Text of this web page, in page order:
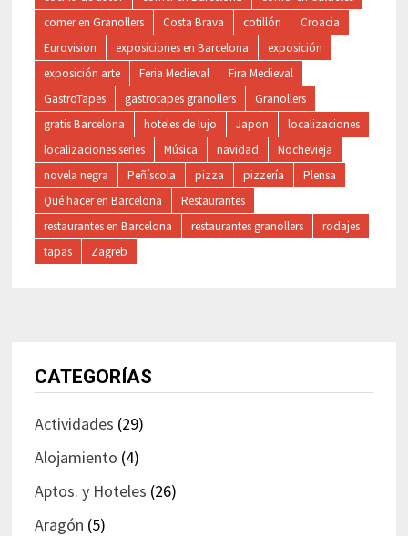
comer en Granollers
Costa Brava cotillón
Croacia
Eurovision
exposiciones en Barcelona
exposición
exposición arte
Feria Medieval
Fira Medieval
GastroTapes
gastrotapes granollers
Granollers
gratis Barcelona
hoteles de lujo Japon
localizaciones
localizaciones series
Música navidad
Nochevieja
novela negra
Peñíscola pizza pizzería
Plensa
Qué hacer en Barcelona
Restaurantes
restaurantes en Barcelona
restaurantes granollers
rodajes
tapas
Zagreb
CATEGORÍAS
Actividades (29)
Alojamiento (4)
Aptos. y Hoteles (26)
Aragón (5)